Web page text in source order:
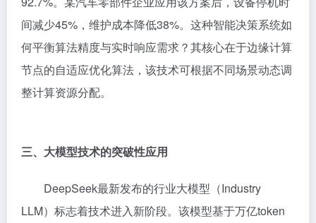
间减少45%，维护成本降低38%。这种智能决策系统如
何平衡算法精度与实时响应需求？其核心在于边缘计算
节点的自适应优化算法，该技术可根据不同场景动态调
整计算资源分配。
三、大模型技术的突破性应用
DeepSeek最新发布的行业大模型（Industry
LLM）标志着技术进入新阶段。该模型基于万亿token